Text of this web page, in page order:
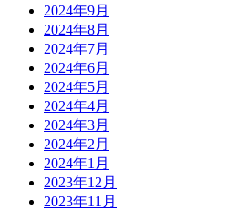
2024年9月
2024年8月
2024年7月
2024年6月
2024年5月
2024年4月
2024年3月
2024年2月
2024年1月
2023年12月
2023年11月